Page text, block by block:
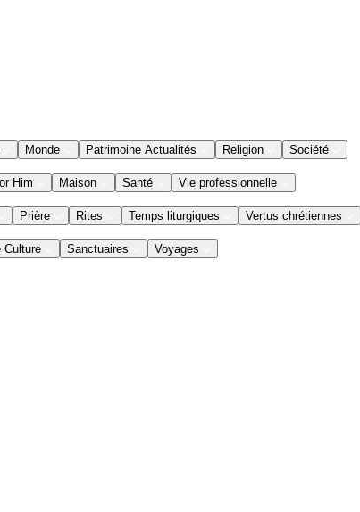
Monde Patrimoine Actualités Religion Société
Him Maison Santé Vie professionnelle
Prière Rites Temps liturgiques Vertus chrétiennes
Culture Sanctuaires Voyages